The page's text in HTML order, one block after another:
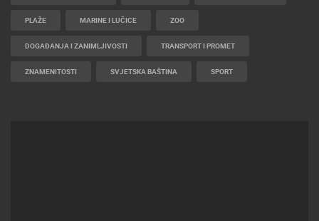
PLAŽE MARINE I LUČICE ZOO
DOGAĐANJA I ZANIMLJIVOSTI TRANSPORT I PROMET
ZNAMENITOSTI SVJETSKA BAŠTINA SPORT